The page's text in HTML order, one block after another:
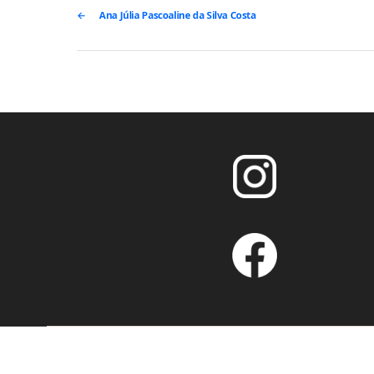
← Ana Júlia Pascoaline da Silva Costa